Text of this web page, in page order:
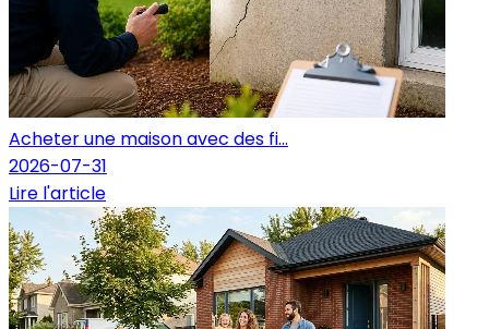
Acheter une maison avec des fi...
2026-07-31
Lire l'article